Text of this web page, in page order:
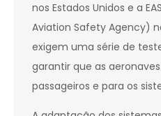
nos Estados Unidos e a
Aviation Safety Agency)
exigem uma série de
garantir que as
passageiros e para os